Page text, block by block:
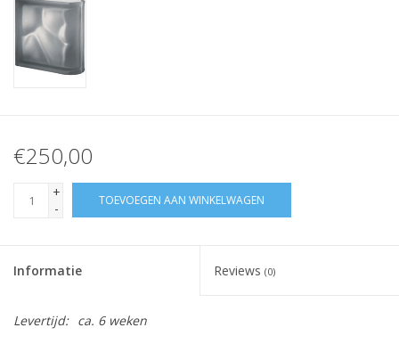
€250,00
+
-
TOEVOEGEN AAN WINKELWAGEN
Informatie Reviews (0)
Levertijd: ca. 6 weken